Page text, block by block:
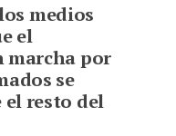
medios
el
marcha por
se
resto del